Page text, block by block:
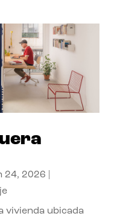
24, 2026
vivienda ubicada